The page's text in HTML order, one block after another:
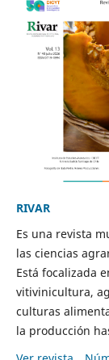
RIVAR
Es una revista
las ciencias
Está focalizada
vitivinicultura,
culturas
la producción